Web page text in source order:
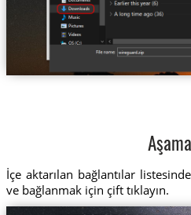
İçe aktarılan bağlantılar
ve bağlanmak için çift tıklayın.